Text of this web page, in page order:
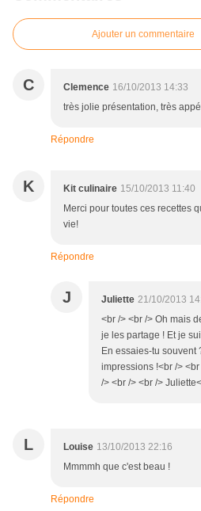
Ajouter un commentaire
C Clemence 16/10/2013 14:33
très jolie présentation, très
Répondre
K Kit culinaire 15/10/2013 11:40
Merci pour toutes ces recettes
vie!
Répondre
J Juliette 21/10/2013
<br /> <br /> Oh mais
je les partage ! Et je
En essaies-tu souvent
impressions !<br />
/> <br /> <br />
L Louise 13/10/2013 22:16
Mmmmh que c'est beau !
Répondre